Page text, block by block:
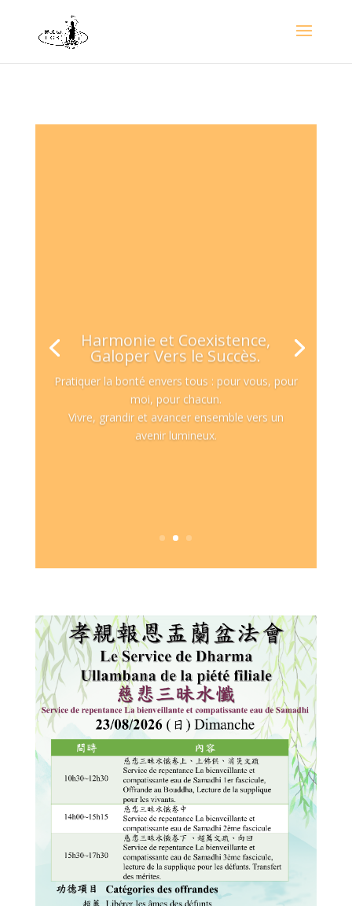
Harmonie et Coexistence,
Galoper Vers le Succès.
Pratiquer la bonté envers tous : pour vous, pour
moi, pour chacun.
Vivre, grandir et avancer ensemble vers un
avenir lumineux.